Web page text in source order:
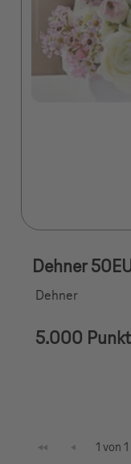
Dehner
Dehner
5.000
1 von 1